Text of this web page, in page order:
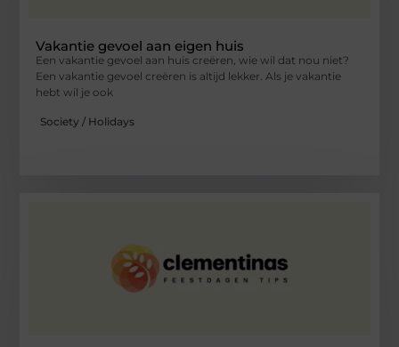
Vakantie gevoel aan eigen huis
Een vakantie gevoel aan huis creëren, wie wil dat nou niet?
Een vakantie gevoel creëren is altijd lekker. Als je vakantie
hebt wil je ook
Society / Holidays